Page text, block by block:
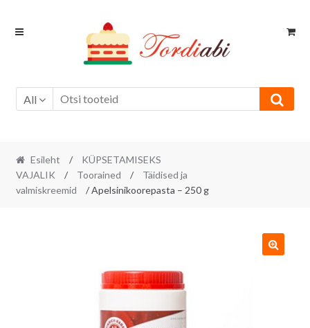
Skip
Skip
All
Esileht /
KÜPSETAMISEKS
VAJALIK
/ Toorained /
Täidised ja
valmiskreemid
/ Apelsinikoorepasta – 250 g